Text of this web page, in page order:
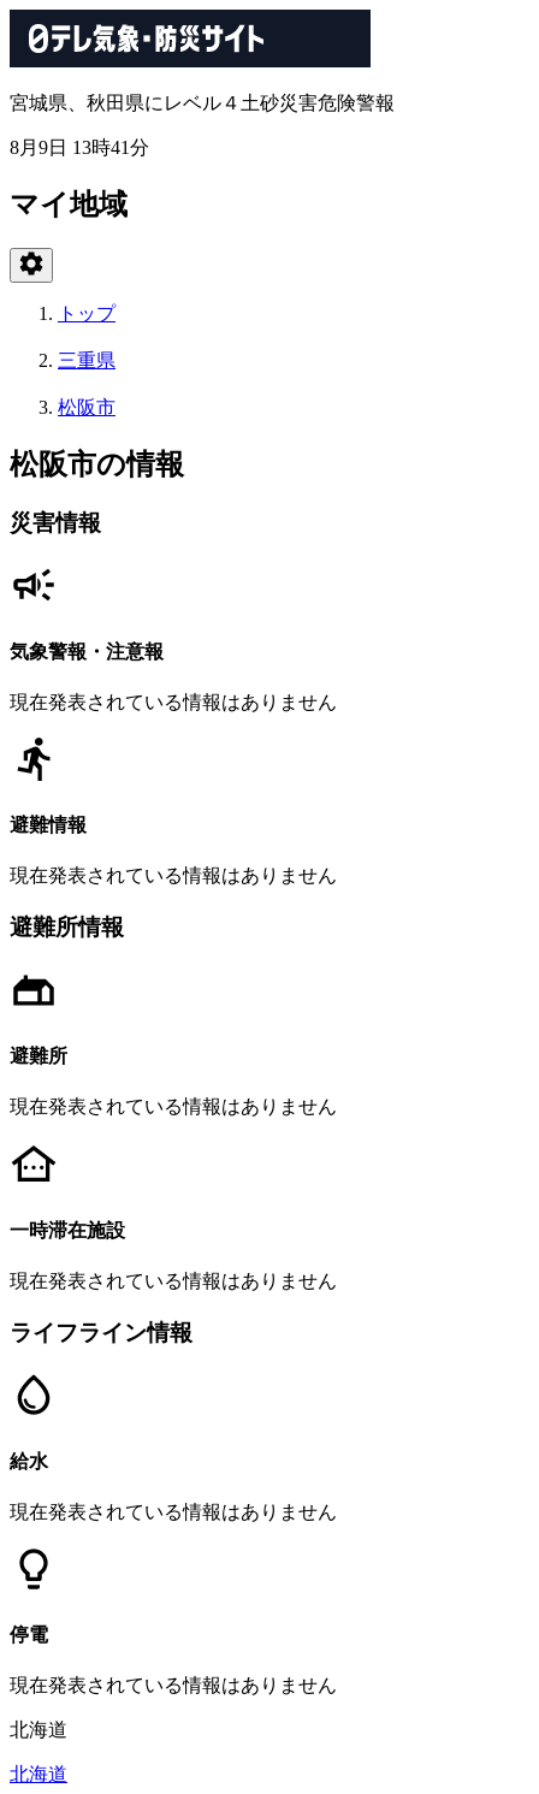
宮城県、秋田県にレベル４土砂災害危険警報
8月9日 13時41分
マイ地域
トップ
三重県
松阪市
松阪市の情報
災害情報
気象警報・注意報
現在発表されている情報はありません
避難情報
現在発表されている情報はありません
避難所情報
避難所
現在発表されている情報はありません
一時滞在施設
現在発表されている情報はありません
ライフライン情報
給水
現在発表されている情報はありません
停電
現在発表されている情報はありません
北海道
北海道